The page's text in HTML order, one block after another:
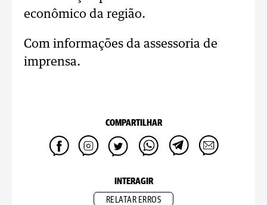
econômico da região.
Com informações da assessoria de
imprensa.
COMPARTILHAR
INTERAGIR
RELATAR ERROS